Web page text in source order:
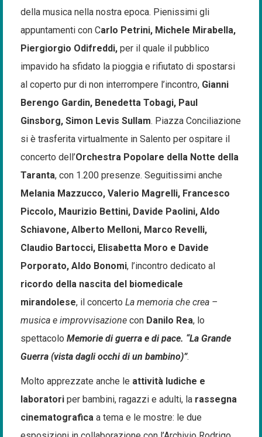
della musica nella nostra epoca. Pienissimi gli
appuntamenti con Carlo Petrini, Michele Mirabella,
Piergiorgio Odifreddi, per il quale il pubblico
impavido ha sfidato la pioggia e rifiutato di spostarsi
al coperto pur di non interrompere l’incontro, Gianni
Berengo Gardin, Benedetta Tobagi, Paul
Ginsborg, Simon Levis Sullam. Piazza Conciliazione
si è trasferita virtualmente in Salento per ospitare il
concerto dell’Orchestra Popolare della Notte della
Taranta, con 1.200 presenze. Seguitissimi anche
Melania Mazzucco, Valerio Magrelli, Francesco
Piccolo, Maurizio Bettini, Davide Paolini, Aldo
Schiavone, Alberto Melloni, Marco Revelli,
Claudio Bartocci, Elisabetta Moro e Davide
Porporato, Aldo Bonomi, l’incontro dedicato al
ricordo della nascita del biomedicale
mirandolese, il concerto La memoria che crea –
musica e improvvisazione con Danilo Rea, lo
spettacolo Memorie di guerra e di pace. “La Grande
Guerra (vista dagli occhi di un bambino)”.
Molto apprezzate anche le attività ludiche e
laboratori per bambini, ragazzi e adulti, la rassegna
cinematografica a tema e le mostre: le due